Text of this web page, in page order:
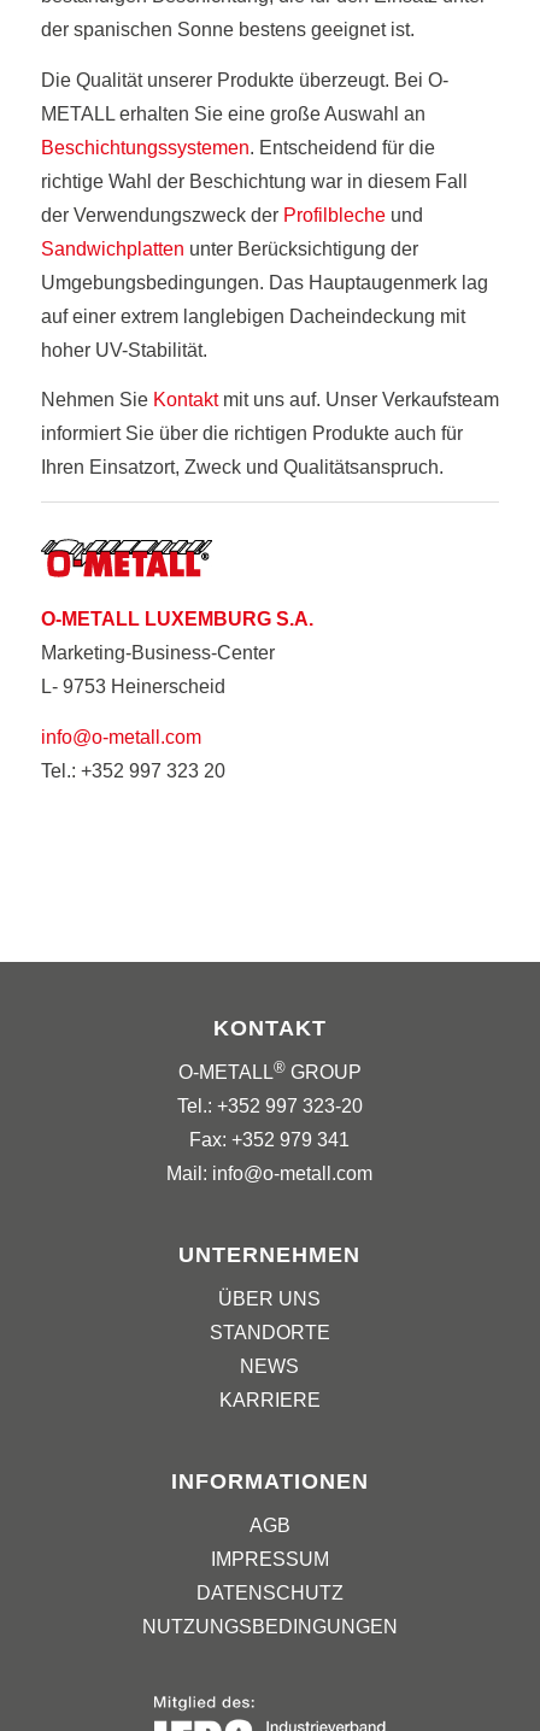
der spanischen Sonne bestens geeignet ist.
Die Qualität unserer Produkte überzeugt. Bei O-
METALL erhalten Sie eine große Auswahl an
Beschichtungssystemen. Entscheidend für die
richtige Wahl der Beschichtung war in diesem Fall
der Verwendungszweck der Profilblecheund
Sandwichplatten unter Berücksichtigung der
Umgebungsbedingungen. Das Hauptaugenmerk lag
auf einer extrem langlebigen Dacheindeckung mit
hoher UV-Stabilität.
Nehmen Sie Kontaktmit uns auf. Unser Verkaufsteam
informiert Sie über die richtigen Produkte auch für
Ihren Einsatzort, Zweck und Qualitätsanspruch.
O-METALL LUXEMBURG S.A.
Marketing-Business-Center
L- 9753 Heinerscheid
info@o-metall.com
Tel.: +352 997 323 20
KONTAKT
O-METALL®GROUP
Tel.: +352 997 323-20
Fax: +352 979 341
Mail: info@o-metall.com
UNTERNEHMEN
ÜBER UNS
STANDORTE
NEWS
KARRIERE
INFORMATIONEN
AGB
IMPRESSUM
DATENSCHUTZ
NUTZUNGSBEDINGUNGEN